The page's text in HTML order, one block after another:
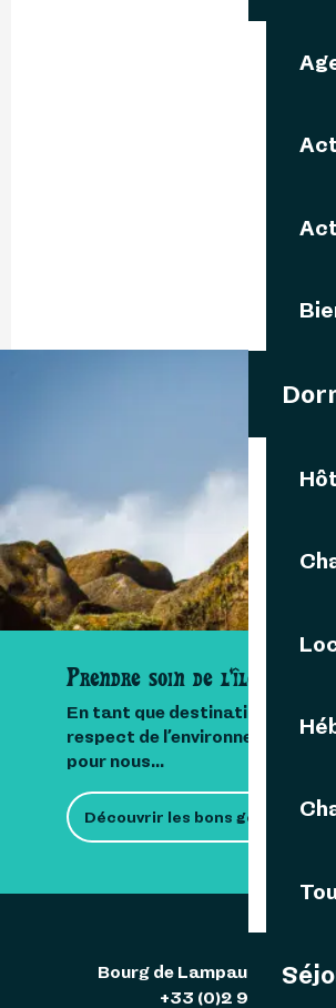
06 25 46 61▒▒
Contactez-nous
Prendre soin de l'île
En tant que destination
respect de l’environnement
pour nous...
Découvrir les bons gestes
Bourg de Lampaul 29242
+33 (0)2 98 48 85 83